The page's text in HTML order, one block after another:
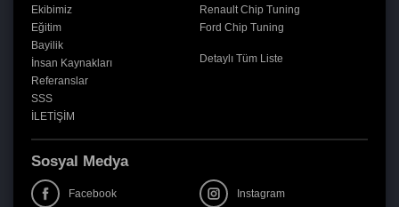
Ekibimiz
Eğitim
Bayilik
İnsan Kaynakları
Referanslar
SSS
İLETİŞİM
Renault Chip Tuning
Ford Chip Tuning
Detaylı Tüm Liste
Sosyal Medya
Facebook Instagram